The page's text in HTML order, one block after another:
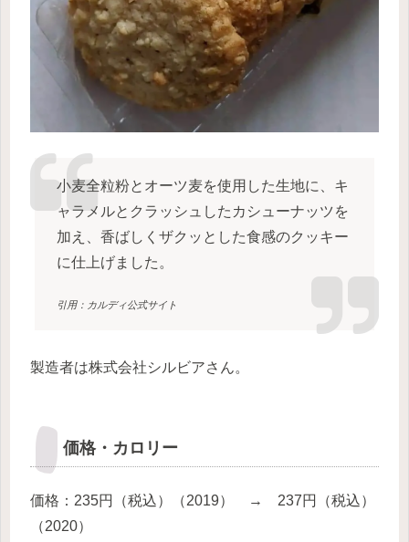
小麦全粒粉とオーツ麦を使用した生地に、キ
ャラメルとクラッシュしたカシューナッツを
加え、香ばしくザクッとした食感のクッキー
に仕上げました。
引用：カルディ公式サイト
製造者は株式会社シルビアさん。
価格・カロリー
価格：235円（税込）（2019） → 237円（税込）
（2020）